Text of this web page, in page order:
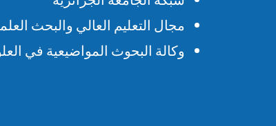
مجال التعليم العالي والبحث
وكالة البحوث المواضيعية في